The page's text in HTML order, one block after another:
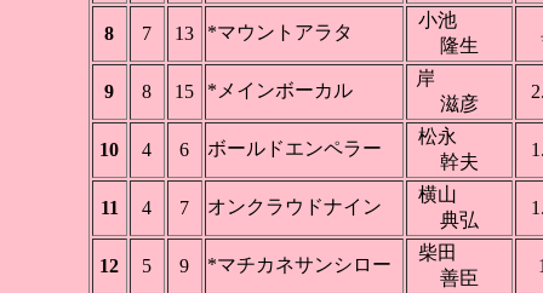
8 7 13 *マウントアラタ
小池
隆生
9 8 15 *メインボーカル
岸
滋彦
10 4 6 ボールドエンペラー
松永
幹夫
11 4 7 オンクラウドナイン
横山
典弘
12 5 9 *マチカネサンシロー
柴田
善臣